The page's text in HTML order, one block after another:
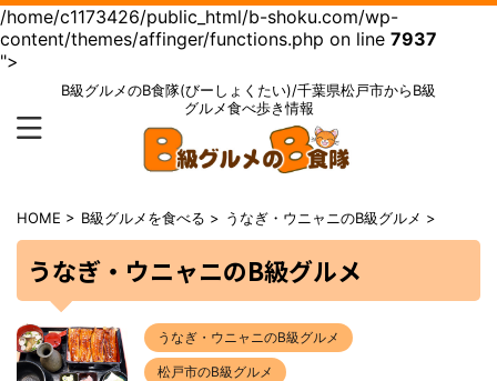
/home/c1173426/public_html/b-shoku.com/wp-
content/themes/affinger/functions.php on line 7937
">
B級グルメのB食隊(びーしょくたい)/千葉県松戸市からB級
グルメ食べ歩き情報
HOME > B級グルメを食べる > うなぎ・ウニャニのB級グルメ >
うなぎ・ウニャニのB級グルメ
うなぎ・ウニャニのB級グルメ
松戸市のB級グルメ